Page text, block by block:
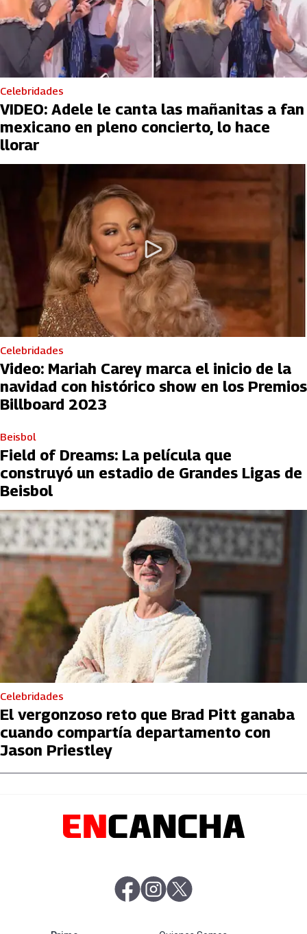
Celebridades
VIDEO: Adele le canta las mañanitas a fan
mexicano en pleno concierto, lo hace
llorar
Celebridades
Video: Mariah Carey marca el inicio de la
navidad con histórico show en los Premios
Billboard 2023
Beisbol
Field of Dreams: La película que
construyó un estadio de Grandes Ligas de
Beisbol
Celebridades
El vergonzoso reto que Brad Pitt ganaba
cuando compartía departamento con
Jason Priestley
abre en nueva pestaña
abre en nueva pestaña